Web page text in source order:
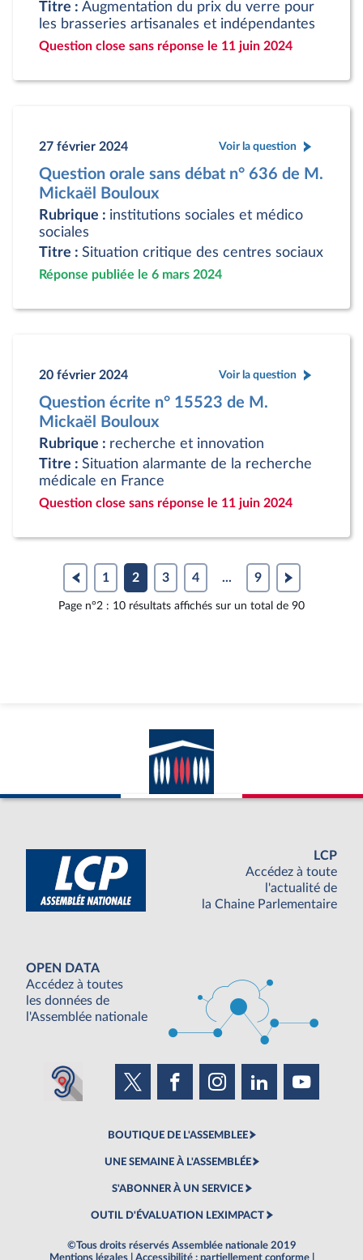
Titre : Augmentation du prix du verre pour
les brasseries artisanales et indépendantes
Question close sans réponse le 11 juin 2024
27 février 2024 Voir la question
Question orale sans débat n° 636 de M.
Mickaël Bouloux
Rubrique : institutions sociales et médico
sociales
Titre : Situation critique des centres sociaux
Réponse publiée le 6 mars 2024
20 février 2024 Voir la question
Question écrite n° 15523 de M.
Mickaël Bouloux
Rubrique : recherche et innovation
Titre : Situation alarmante de la recherche
médicale en France
Question close sans réponse le 11 juin 2024
1 2 3 4 ... 9
Page n°2 : 10 résultats affichés sur un total de 90
LCP
Accédez à toute
l'actualité de
la Chaine Parlementaire
OPEN DATA
Accédez à toutes
les données de
l'Assemblée nationale
BOUTIQUE DE L'ASSEMBLEE
UNE SEMAINE À L'ASSEMBLÉE
S'ABONNER À UN SERVICE
OUTIL D'ÉVALUATION LEXIMPACT
©Tous droits réservés Assemblée nationale 2019
Mentions légales
Accessibilité : partiellement conforme